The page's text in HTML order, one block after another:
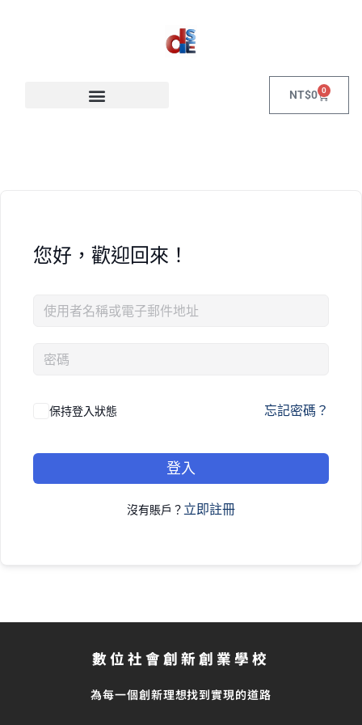
NT$0 0
您好，歡迎回來！
保持登入狀態 忘記密碼？
登入
沒有賬戶？ 立即註冊
數位社會創新創業學校
為每一個創新理想找到實現的道路